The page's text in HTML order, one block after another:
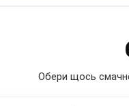
Обери щось